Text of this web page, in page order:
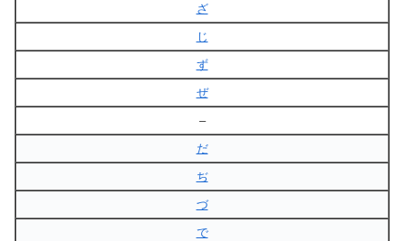
ざ
じ
ず
ぜ
–
だ
ぢ
づ
で